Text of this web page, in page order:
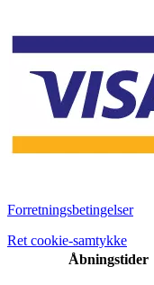
Forretningsbetingelser
Ret cookie-samtykke
Åbningstider